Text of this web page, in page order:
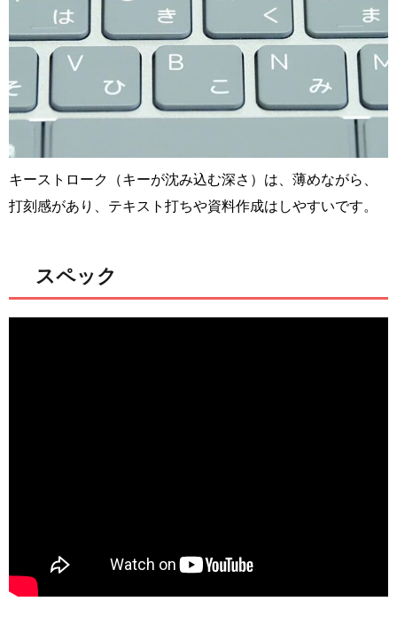
キーストローク（キーが沈み込む深さ）は、薄めながら、
打刻感があり、テキスト打ちや資料作成はしやすいです。
スペック